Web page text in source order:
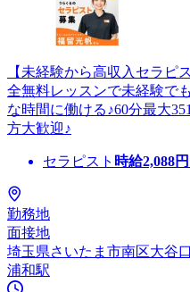
【未経験から高収入セラピ
全無料レッスンで未経験で
な時間に働ける♪60分最大
方大歓迎♪
セラピスト 時給2,088
勤務地
面接地
埼玉県さいたま市南区大谷
浦和駅